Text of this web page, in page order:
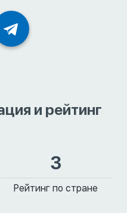
и рейтинг
3
Рейтинг по стране